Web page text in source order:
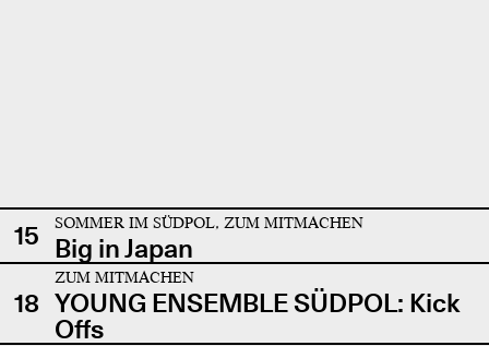
15 SOMMER IM SÜDPOL, ZUM MITMACHEN
Big in Japan
18
ZUM MITMACHEN
YOUNG ENSEMBLE SÜDPOL: Kick
Offs